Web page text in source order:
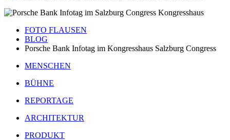
FOTO FLAUSEN
BLOG
Porsche Bank Infotag im Kongresshaus Salzburg Congress
MENSCHEN
BÜHNE
REPORTAGE
ARCHITEKTUR
PRODUKT